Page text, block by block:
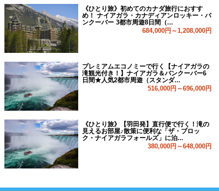
《ひとり旅》初めてのカナダ旅行におすす
め！ ナイアガラ・カナディアンロッキー・バ
ンクーバー 3都市周遊8日間（...
684,000円～1,208,000円
プレミアムエコノミーで行く【ナイアガラの
滝観光付き！】ナイアガラ＆バンクーバー6
日間★人気2都市周遊（スタンダ...
516,000円～696,000円
《ひとり旅》【羽田発】直行便で行く！滝の
見えるお部屋♪散策に便利な「ザ・ブロッ
ク・ナイアガラフォールズ」に泊...
380,000円～648,000円